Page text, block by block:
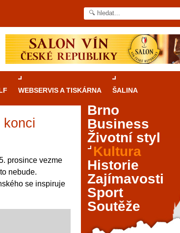
WEBSERVIS A TISKÁRNA ŠALINA
konci
prosince vezme
nebude.
se inspiruje
v Brně: Od
památky, skvělé
Mimo jiné je ale také
a bezpečně vyzkoušet
kvetoucí moravské
her od klasické
Brno
Business
Životní styl
Kultura
Historie
Zajímavosti
Sport
Soutěže